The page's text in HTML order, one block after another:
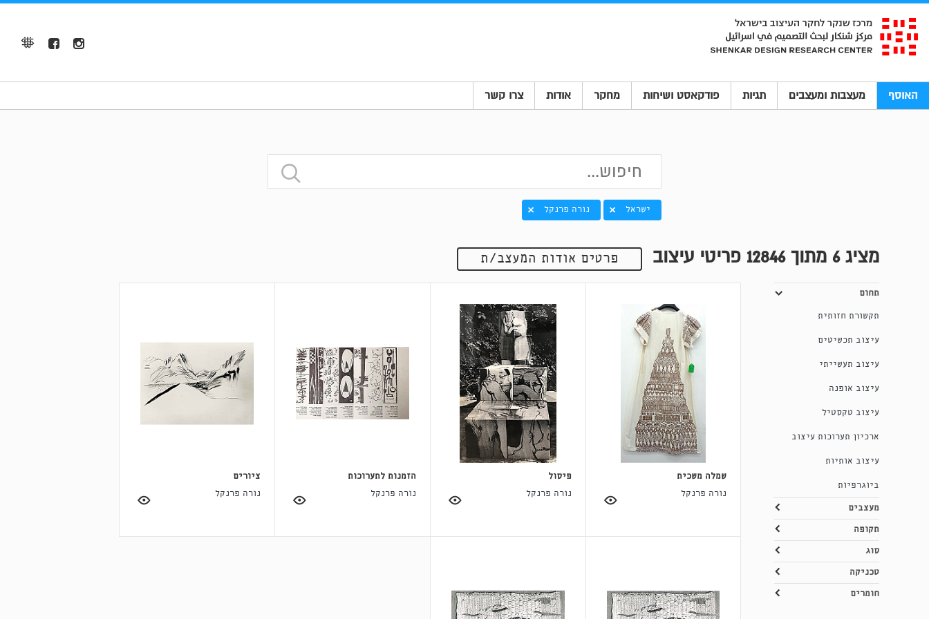
האוסף מעצבות ומעצבים תגיות פודקאסט ושיחות מחקר אודות צרו קשר
ישראל נורה פרנקל
מציג6 מתוך 12846 פריטי עיצוב פרטים אודות המעצב/ת
תחום
תקשורת חזותית
עיצוב תכשיטים
עיצוב תעשייתי
עיצוב אופנה
עיצוב טקסטיל
ארכיון תערוכות עיצוב
עיצוב אותיות
ביוגרפיות
מעצבים
תקופה
סוג
טכניקה
חומרים
שמלה משכית
נורה פרנקל
פיסול
נורה פרנקל
הזמנות לתערוכות
נורה פרנקל
ציורים
נורה פרנקל